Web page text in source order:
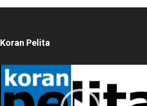
Koran Pelita
Pemutar
Video